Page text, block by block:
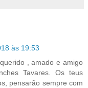
às 19:53
, amado e amigo
Tavares. Os teus
pensarão sempre com